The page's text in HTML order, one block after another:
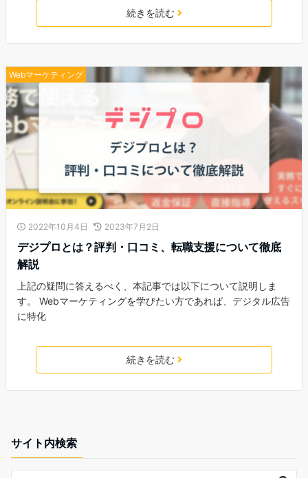
続きを読む
Webマーケティング
2022年10月4日 2023年7月2日
デジプロとは？評判・口コミ、転職支援について徹底
解説
上記の疑問に答えるべく、本記事では以下について説明しま
す。 Webマーケティングを学びたい方であれば、デジタル広告
に特化
続きを読む
サイト内検索